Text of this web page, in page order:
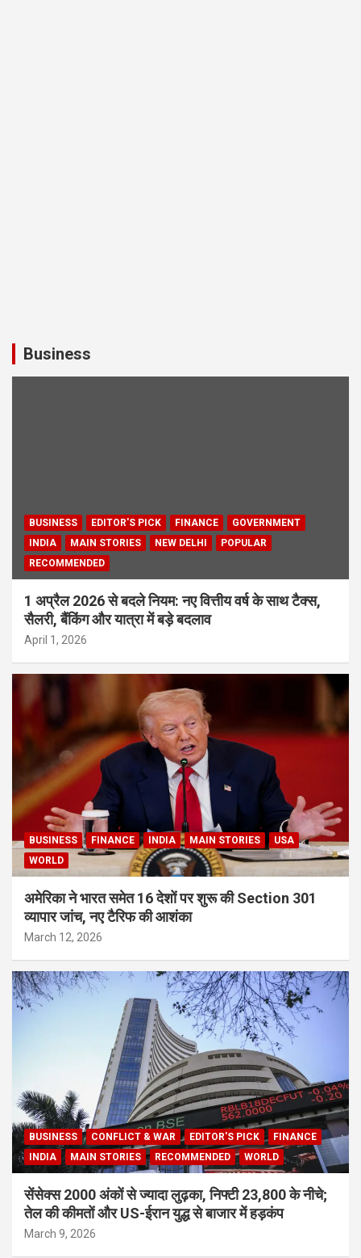
Business
BUSINESS EDITOR'S PICK FINANCE
GOVERNMENT
INDIA
MAIN STORIES NEW DELHI
POPULAR
RECOMMENDED
1 अप्रैल 2026 से बदले नियम: नए वित्तीय वर्ष के साथ टैक्स,
सैलरी, बैंकिंग और यात्रा में बड़े बदलाव
April 1, 2026
BUSINESS FINANCE INDIA MAIN STORIES
USA
WORLD
अमेरिका ने भारत समेत 16 देशों पर शुरू की Section 301
व्यापार जांच, नए टैरिफ की आशंका
March 12, 2026
BUSINESS CONFLICT & WAR EDITOR'S PICK
FINANCE
INDIA
MAIN STORIES RECOMMENDED WORLD
सेंसेक्स 2000 अंकों से ज्यादा लुढ़का, निफ्टी 23,800 के नीचे;
तेल की कीमतों और US-ईरान युद्ध से बाजार में हड़कंप
March 9, 2026